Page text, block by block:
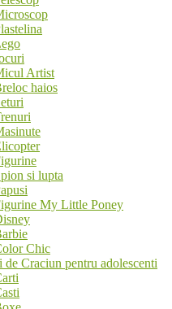
Artist
haios
si lupta
My Little Poney
Chic
de Craciun pentru adolescenti